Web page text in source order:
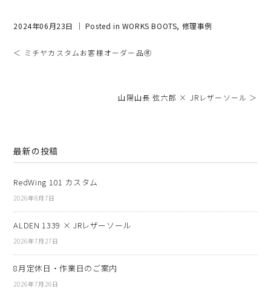
2024年06月23日 ｜ Posted in WORKS BOOTS, 修理事例
＜ ミチヤカスタムお客様オーダー品㊶
山陽山長 弦六郎 × JRレザーソール ＞
最新の投稿
RedWing 101 カスタム
2026年8月7日
ALDEN 1339 × JRレザーソール
2026年7月27日
8月定休日・作業日のご案内
2026年7月26日